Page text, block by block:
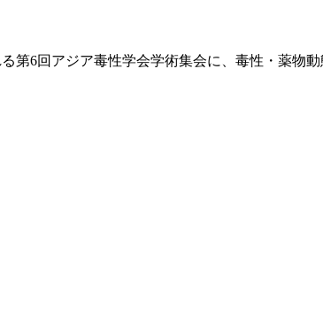
第6回アジア毒性学会学術集会に、毒性・薬物